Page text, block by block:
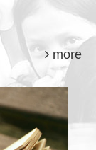
more